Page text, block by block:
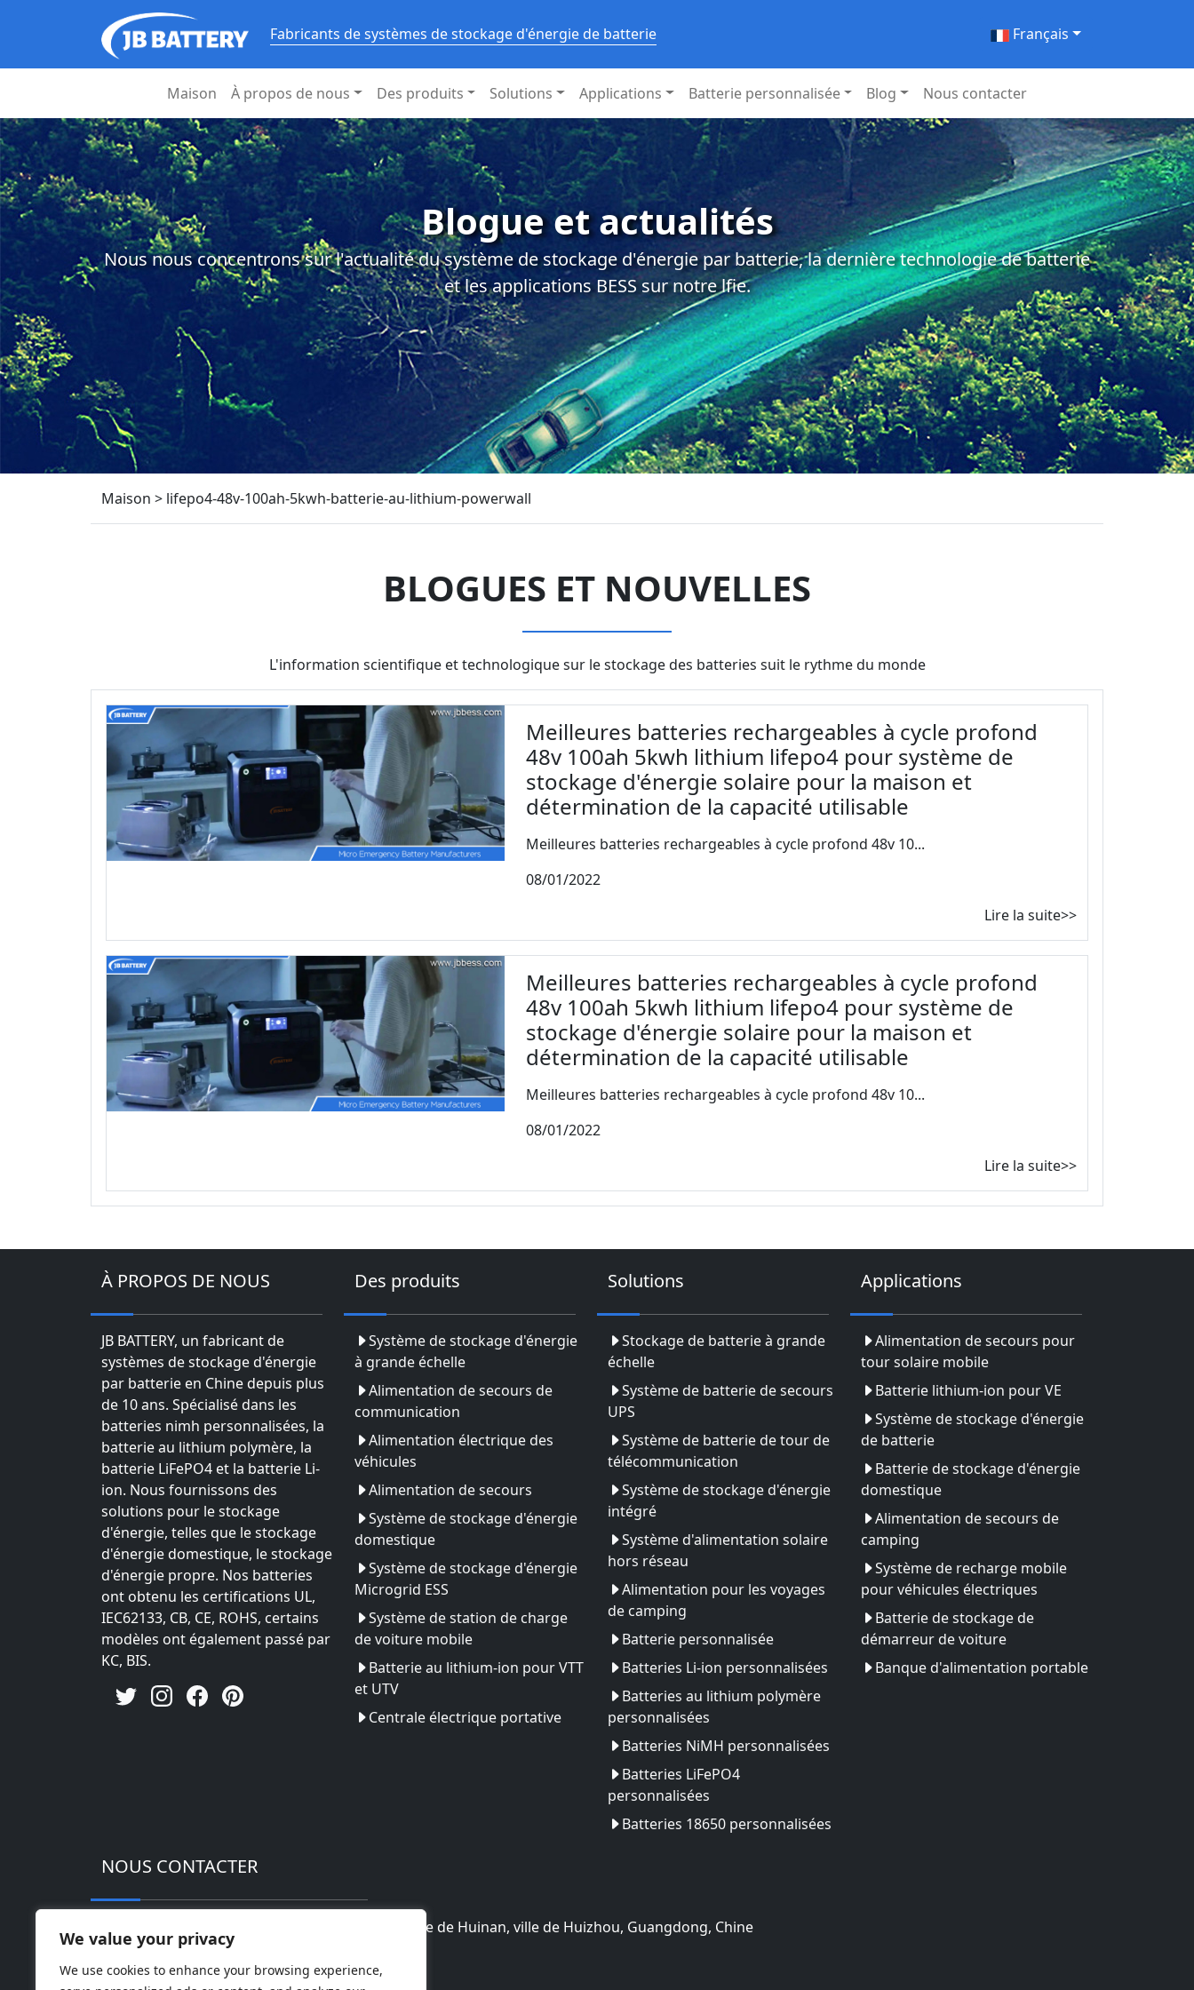
We value your privacy
We use cookies to enhance your browsing experience,
Fabricants de systèmes de stockage d'énergie de batterie Français
Maison À propos de nous Des produits Solutions Applications Batterie personnalisée Blog Nous contacter
Blogue et actualités
Nous nous concentrons sur l'actualité du système de stockage d'énergie par batterie, la dernière technologie de batterie
et les applications BESS sur notre lfie.
Maison > lifepo4-48v-100ah-5kwh-batterie-au-lithium-powerwall
BLOGUES ET NOUVELLES
L'information scientifique et technologique sur le stockage des batteries suit le rythme du monde
Meilleures batteries rechargeables à cycle profond
48v 100ah 5kwh lithium lifepo4 pour système de
stockage d'énergie solaire pour la maison et
détermination de la capacité utilisable
Meilleures batteries rechargeables à cycle profond 48v 10...
08/01/2022
Lire la suite>>
Meilleures batteries rechargeables à cycle profond
48v 100ah 5kwh lithium lifepo4 pour système de
stockage d'énergie solaire pour la maison et
détermination de la capacité utilisable
Meilleures batteries rechargeables à cycle profond 48v 10...
08/01/2022
Lire la suite>>
À PROPOS DE NOUS
JB BATTERY, un fabricant de
systèmes de stockage d'énergie
par batterie en Chine depuis plus
de 10 ans. Spécialisé dans les
batteries nimh personnalisées, la
batterie au lithium polymère, la
batterie LiFePO4 et la batterie Li-
ion. Nous fournissons des
solutions pour le stockage
d'énergie, telles que le stockage
d'énergie domestique, le stockage
d'énergie propre. Nos batteries
ont obtenu les certifications UL,
IEC62133, CB, CE, ROHS, certains
modèles ont également passé par
KC, BIS.
Des produits
Système de stockage d'énergie
à grande échelle
Alimentation de secours de
communication
Alimentation électrique des
véhicules
Alimentation de secours
Système de stockage d'énergie
domestique
Système de stockage d'énergie
Microgrid ESS
Système de station de charge
de voiture mobile
Batterie au lithium-ion pour VTT
et UTV
Centrale électrique portative
Solutions
Stockage de batterie à grande
échelle
Système de batterie de secours
UPS
Système de batterie de tour de
télécommunication
Système de stockage d'énergie
intégré
Système d'alimentation solaire
hors réseau
Alimentation pour les voyages
de camping
Batterie personnalisée
Batteries Li-ion personnalisées
Batteries au lithium polymère
personnalisées
Batteries NiMH personnalisées
Batteries LiFePO4
personnalisées
Batteries 18650 personnalisées
Applications
Alimentation de secours pour
tour solaire mobile
Batterie lithium-ion pour VE
Système de stockage d'énergie
de batterie
Batterie de stockage d'énergie
domestique
Alimentation de secours de
camping
Système de recharge mobile
pour véhicules électriques
Batterie de stockage de
démarreur de voiture
Banque d'alimentation portable
NOUS CONTACTER
Adresse : Parc industriel de haute technologie de Huinan, ville de Huizhou, Guangdong, Chine
Téléphoner: 0086-18169936698